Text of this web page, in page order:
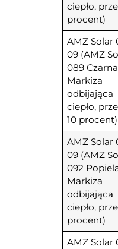
ciepło,
procent)
AMZ Solar
09 (AMZ
089 Czarna
Markiza
odbijająca
ciepło,
10 procent)
AMZ Solar
09 (AMZ
092
Markiza
odbijająca
ciepło,
procent)
AMZ Solar